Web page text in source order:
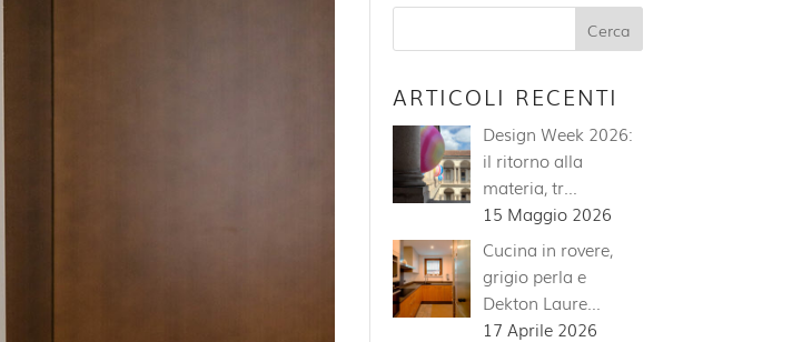
ARTICOLI RECENTI
Design Week 2026:
il ritorno alla
materia, tr…
15 Maggio 2026
Cucina in rovere,
grigio perla e
Dekton Laure…
17 Aprile 2026